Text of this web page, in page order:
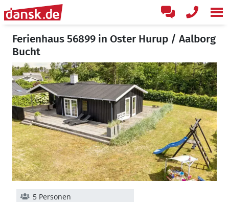
Ferienhaus 56899 in Oster Hurup / Aalborg
Bucht
5 Personen